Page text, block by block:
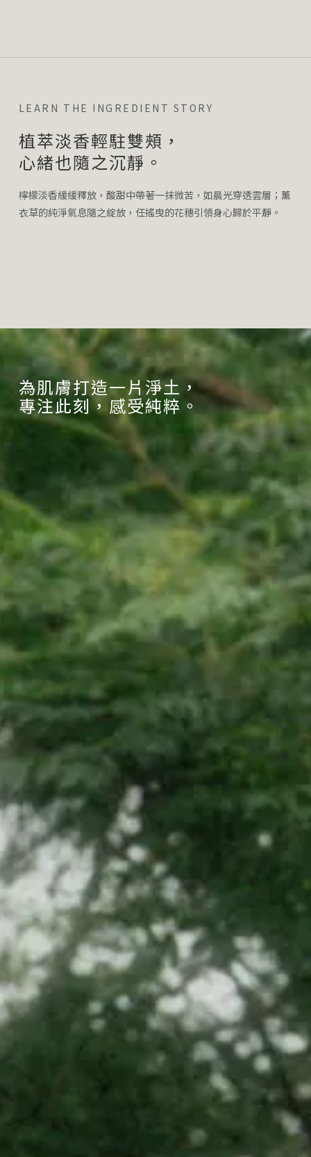
LEARN THE INGREDIENT STORY
植萃淡香輕駐雙頰，
心緒也隨之沉靜。
檸檬淡香緩緩釋放，酸甜中帶著一抹微苦，如晨光穿透雲層；薰
衣草的純淨氣息隨之綻放，任搖曳的花穗引領身心歸於平靜。
為肌膚打造一片淨土，
專注此刻，感受純粹。